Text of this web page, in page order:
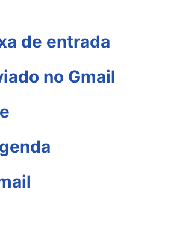
de entrada
no Gmail